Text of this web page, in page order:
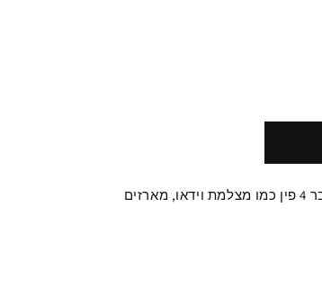
התקני FireWire עם מחבר 4 פין כמו מצלמת וידאו, מארזים